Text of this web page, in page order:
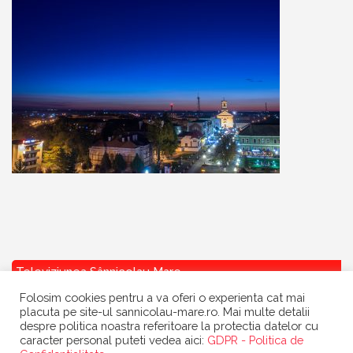
Televiziunea Sânnicolau Mare
Folosim cookies pentru a va oferi o experienta cat mai
placuta pe site-ul sannicolau-mare.ro. Mai multe detalii
despre politica noastra referitoare la protectia datelor cu
caracter personal puteti vedea aici: GDPR - Politica de